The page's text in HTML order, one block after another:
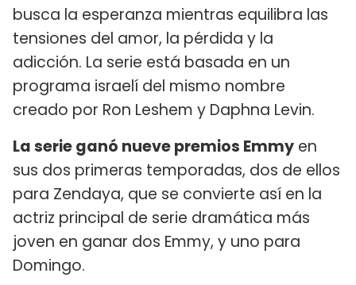
busca la esperanza mientras equilibra las
tensiones del amor, la pérdida y la
adicción. La serie está basada en un
programa israelí del mismo nombre
creado por Ron Leshem y Daphna Levin.
La serie ganó nueve premios Emmy en
sus dos primeras temporadas, dos de ellos
para Zendaya, que se convierte así en la
actriz principal de serie dramática más
joven en ganar dos Emmy, y uno para
Domingo.